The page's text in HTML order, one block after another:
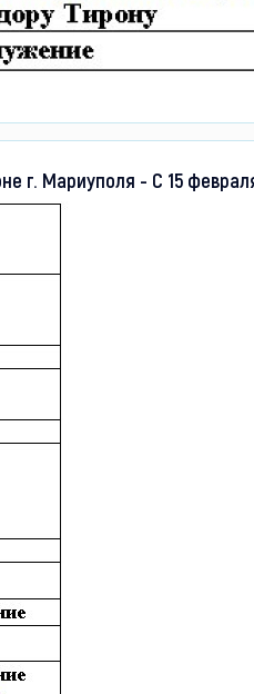
г. Мариуполя - С 15